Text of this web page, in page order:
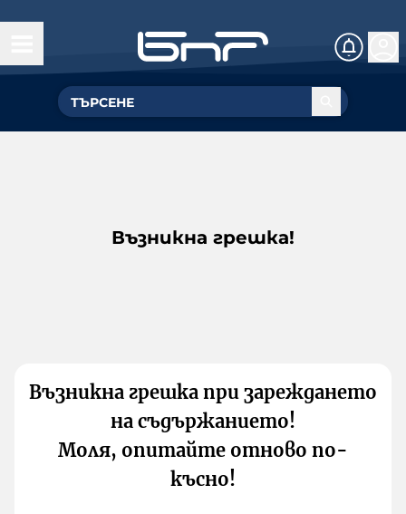
Възникна грешка!
Възникна грешка при зареждането
на съдържанието!
Моля, опитайте отново по-
късно!